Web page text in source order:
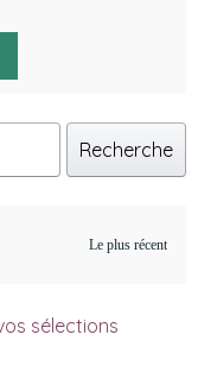
Recherche
sélections